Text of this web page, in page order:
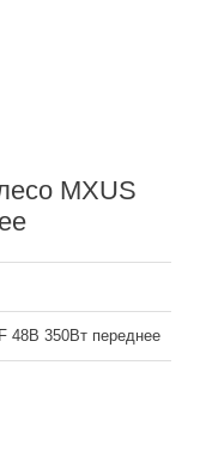
MXUS
48В 350Вт переднее